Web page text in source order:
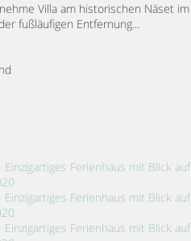
Villa am historischen Näset im
fußläufigen Entfernung...